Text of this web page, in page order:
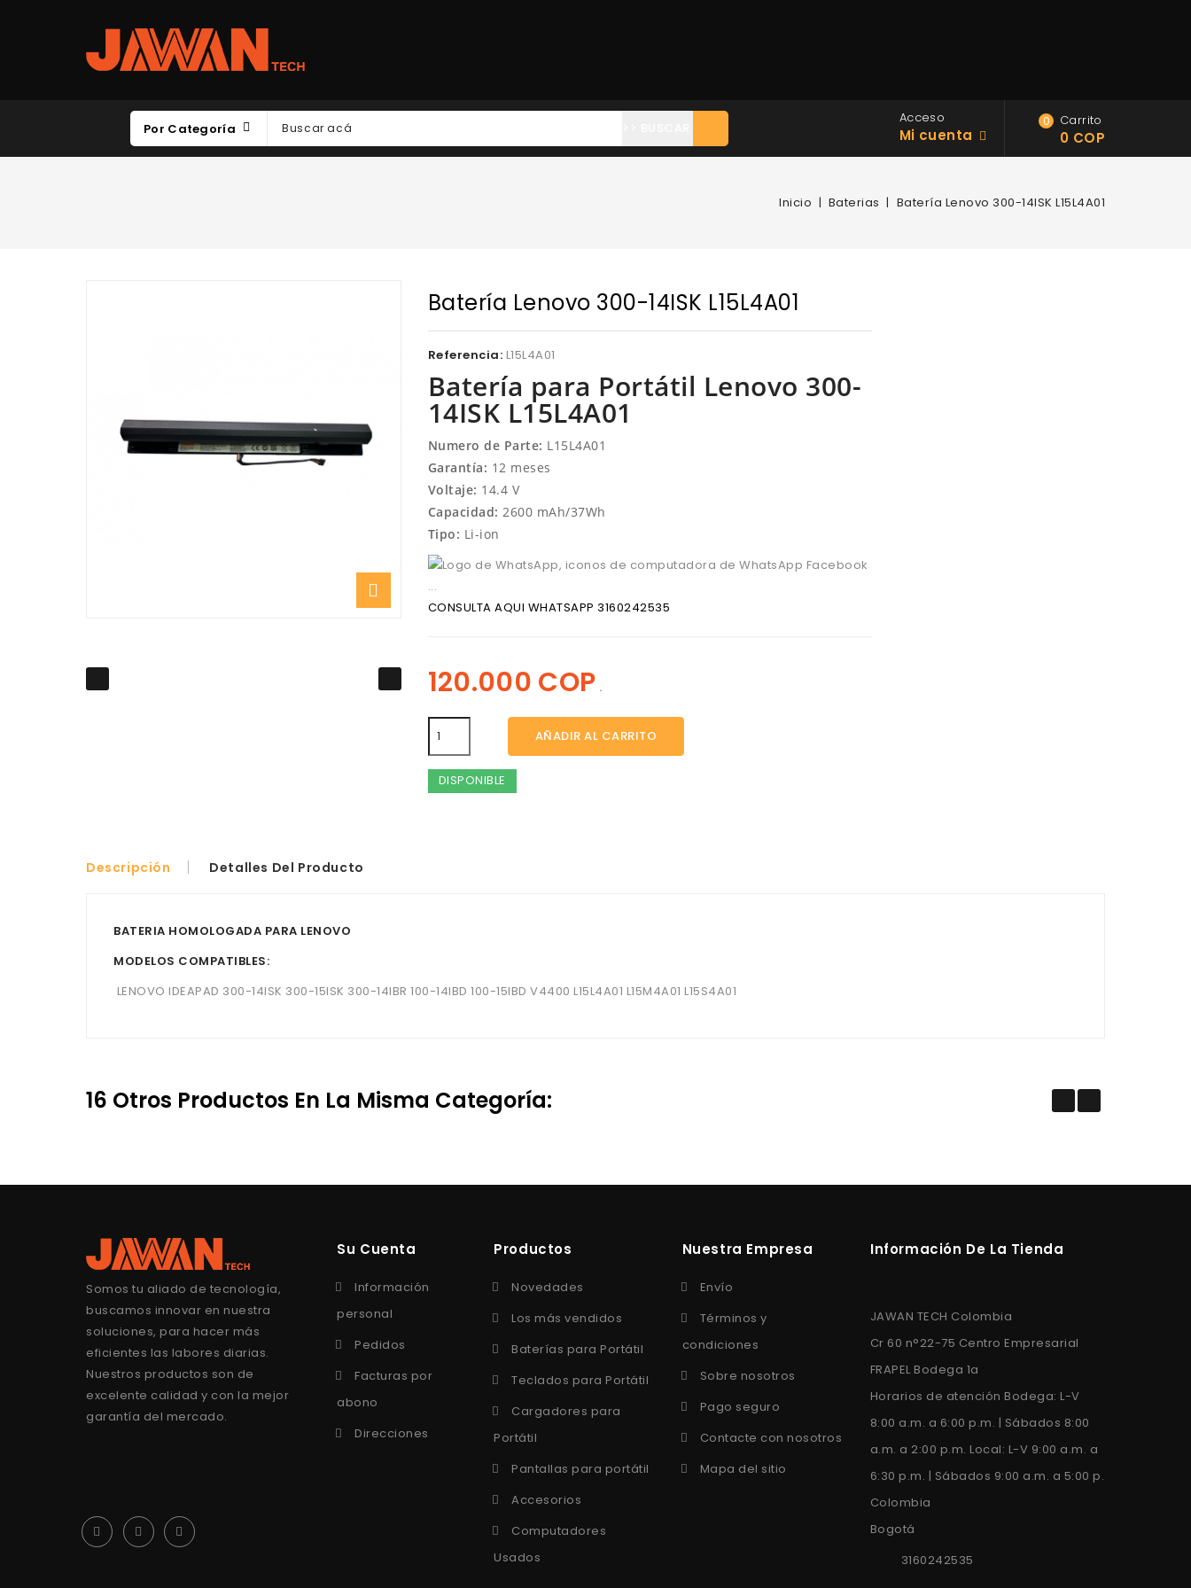
Carrito
0 COP
0
Acceso
Mi cuenta
Por Categoría
Inicio Baterias Batería Lenovo 300-14ISK L15L4A01
Batería Lenovo 300-14ISK L15L4A01
Referencia: L15L4A01
Batería para Portátil Lenovo 300-
14ISK L15L4A01
Numero de Parte: L15L4A01
Garantía: 12 meses
Voltaje: 14.4 V
Capacidad:2600 mAh/37Wh
Tipo: Li-ion
CONSULTA AQUI WHATSAPP 3160242535
120.000 COP .
AÑADIR AL CARRITO
DISPONIBLE
Descripción Detalles Del Producto
BATERIA HOMOLOGADA PARA LENOVO
MODELOS COMPATIBLES:
LENOVO IDEAPAD 300-14ISK 300-15ISK 300-14IBR 100-14IBD 100-15IBD V4400 L15L4A01 L15M4A01 L15S4A01
16 Otros Productos En La Misma Categoría:
Somos tu aliado de tecnología,
buscamos innovar en nuestra
soluciones, para hacer más
eficientes las labores diarias.
Nuestros productos son de
excelente calidad y con la mejor
garantía del mercado.
Su Cuenta
Información
personal
Pedidos
Facturas por
abono
Direcciones
Productos
Novedades
Los más vendidos
Baterías para Portátil
Teclados para Portátil
Cargadores para
Portátil
Pantallas para portátil
Accesorios
Computadores
Usados
Nuestra Empresa
Envío
Términos y
condiciones
Sobre nosotros
Pago seguro
Contacte con nosotros
Mapa del sitio
Información De La Tienda
JAWAN TECH Colombia
Cr 60 n°22-75 Centro Empresarial
FRAPEL Bodega 1a
Horarios de atención Bodega: L-V
8:00 a.m. a 6:00 p.m. | Sábados 8:00
a.m. a 2:00 p.m. Local: L-V 9:00 a.m. a
6:30 p.m. | Sábados 9:00 a.m. a 5:00 p.
Colombia
Bogotá
3160242535